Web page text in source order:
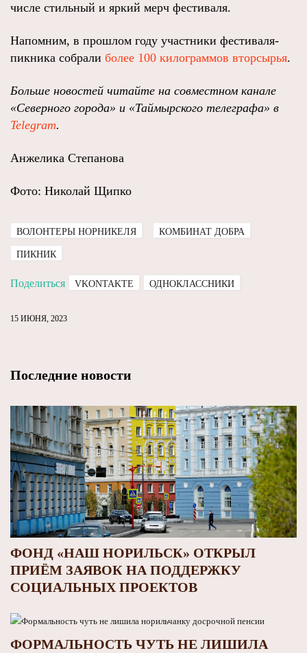
числе стильный и яркий мерч фестиваля.
Напомним, в прошлом году участники фестиваля-
пикника собрали более 100 килограммов вторсырья.
Больше новостей читайте на совместном канале
«Северного города» и «Таймырского телеграфа» в
Telegram.
Анжелика Степанова
Фото: Николай Щипко
ВОЛОНТЕРЫ НОРНИКЕЛЯ КОМБИНАТ ДОБРА
ПИКНИК
Поделиться VKONTAKTE ОДНОКЛАССНИКИ
15 ИЮНЯ, 2023
Последние новости
ФОНД «НАШ НОРИЛЬСК» ОТКРЫЛ
ПРИЁМ ЗАЯВОК НА ПОДДЕРЖКУ
СОЦИАЛЬНЫХ ПРОЕКТОВ
ФОРМАЛЬНОСТЬ ЧУТЬ НЕ ЛИШИЛА